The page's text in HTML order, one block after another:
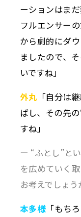
ーションはま
フルエンサー
から劇的にダ
ましたので、
いですね」
外丸 「自分は
ばし、その先の
すね」
ー “ふとし”と
を広めていく
お考えでしょう
本多様 「もち